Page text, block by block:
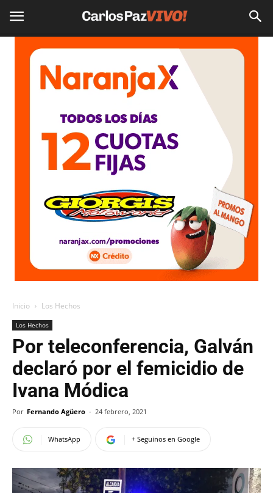
Inicio Los Hechos
Los Hechos
Por teleconferencia, Galván
declaró por el femicidio de
Ivana Módica
Por Fernando Agüero - 24 febrero, 2021
WhatsApp + Seguinos en Google